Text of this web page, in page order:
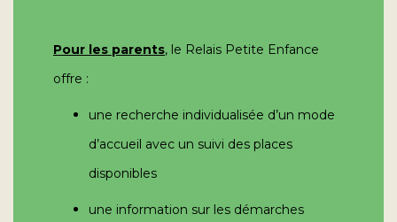
Pour les parents, le Relais Petite Enfance
offre :
une recherche individualisée d’un mode
d’accueil avec un suivi des places
disponibles
une information sur les démarches